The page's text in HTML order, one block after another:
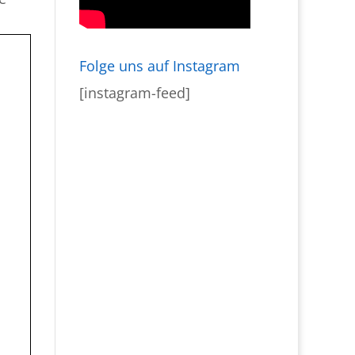
Folge uns auf Instagram
[instagram-feed]